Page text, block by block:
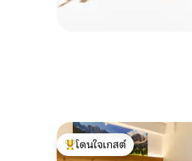
โดนใจเกสต์ที่สุด
โดนใจเกสต์